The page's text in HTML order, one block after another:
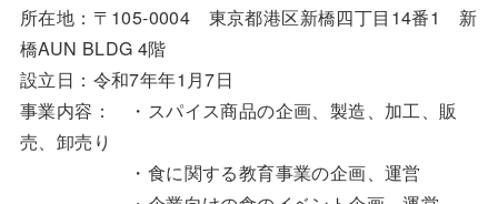
所在地：〒105-0004 東京都港区新橋四丁目14番1 新
橋AUN BLDG 4階
設立日：令和7年年1月7日
事業内容： ・スパイス商品の企画、製造、加工、販
売、卸売り
・食に関する教育事業の企画、運営